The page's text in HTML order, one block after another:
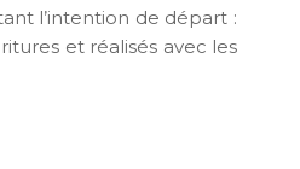
l’intention de départ :
et réalisés avec les